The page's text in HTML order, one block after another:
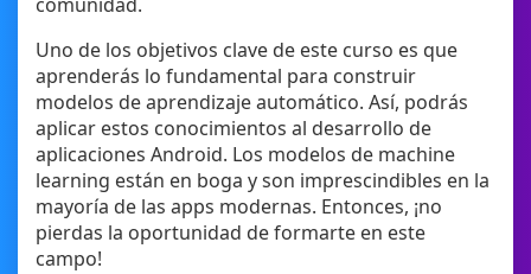
Uno de los objetivos clave de este curso es que
aprenderás lo fundamental para construir
modelos de aprendizaje automático. Así, podrás
aplicar estos conocimientos al desarrollo de
aplicaciones Android. Los modelos de machine
learning están en boga y son imprescindibles en la
mayoría de las apps modernas. Entonces, ¡no
pierdas la oportunidad de formarte en este
campo!